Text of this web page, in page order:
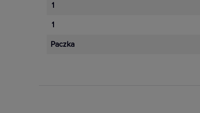
1
1
Paczka